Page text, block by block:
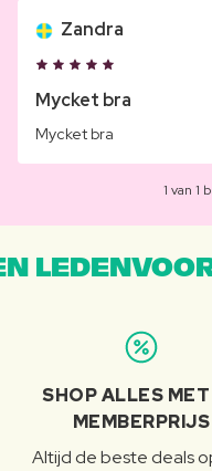
Zandra
Mycket bra
Mycket bra
1 van 1
SHOP ALLES MET
MEMBERPRIJS
Altijd de beste deals